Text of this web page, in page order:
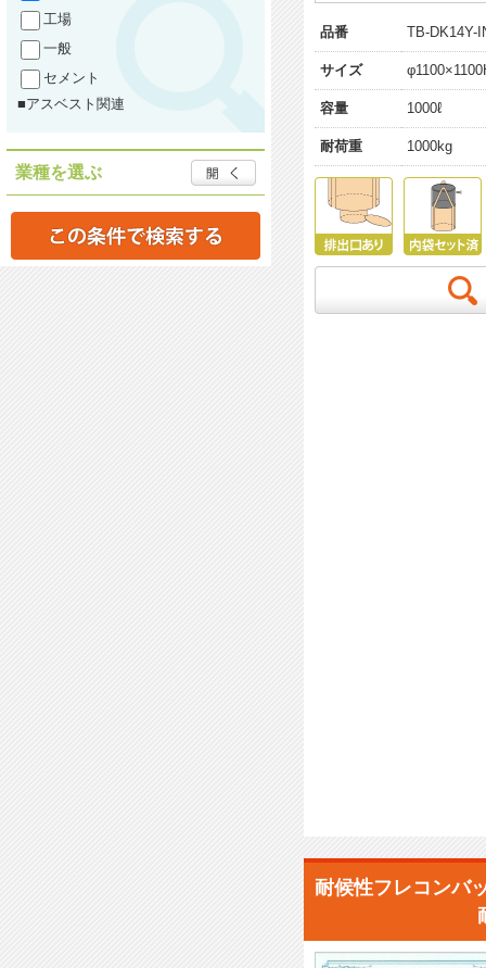
工場
一般
セメント
■アスベスト関連
業種を選ぶ
品番 TB-DK14Y-
サイズ
容量 1000ℓ
耐荷重 1000kg
耐候性フレコン